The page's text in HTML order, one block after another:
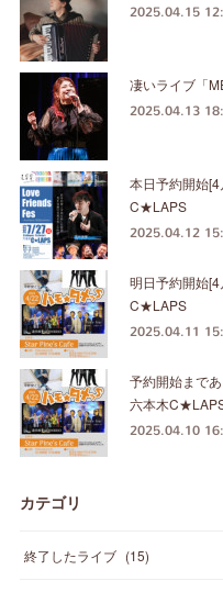
2025.04.15
凄いライブ「
2025.04.13
本日予約開始
C★LAPS
2025.04.12
明日予約開始
C★LAPS
2025.04.11
予約開始まで
六本木
2025.04.10
カテゴリ
終了したライブ (15)